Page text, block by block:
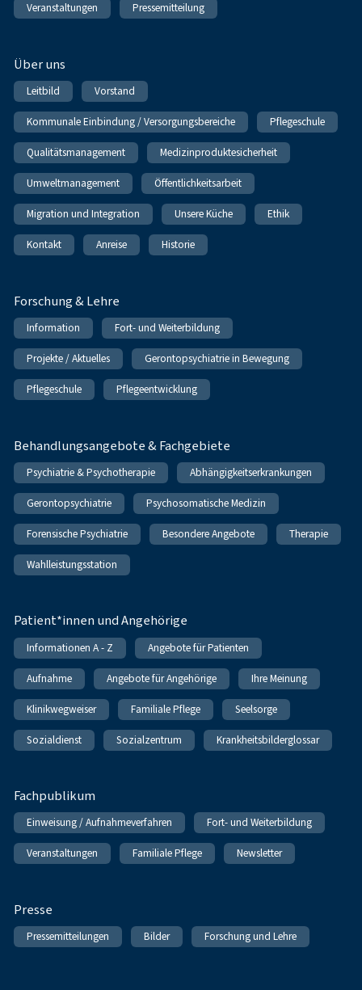
Veranstaltungen Pressemitteilung
Über uns
Leitbild Vorstand
Kommunale Einbindung / Versorgungsbereiche Pflegeschule
Qualitätsmanagement Medizinproduktesicherheit
Umweltmanagement Öffentlichkeitsarbeit
Migration und Integration Unsere Küche Ethik
Kontakt Anreise Historie
Forschung & Lehre
Information Fort- und Weiterbildung
Projekte / Aktuelles Gerontopsychiatrie in Bewegung
Pflegeschule Pflegeentwicklung
Behandlungsangebote & Fachgebiete
Psychiatrie & Psychotherapie Abhängigkeitserkrankungen
Gerontopsychiatrie Psychosomatische Medizin
Forensische Psychiatrie Besondere Angebote Therapie
Wahlleistungsstation
Patient*innen und Angehörige
Informationen A - Z Angebote für Patienten
Aufnahme Angebote für Angehörige Ihre Meinung
Klinikwegweiser Familiale Pflege Seelsorge
Sozialdienst Sozialzentrum Krankheitsbilderglossar
Fachpublikum
Einweisung / Aufnahmeverfahren Fort- und Weiterbildung
Veranstaltungen Familiale Pflege Newsletter
Presse
Pressemitteilungen Bilder Forschung und Lehre